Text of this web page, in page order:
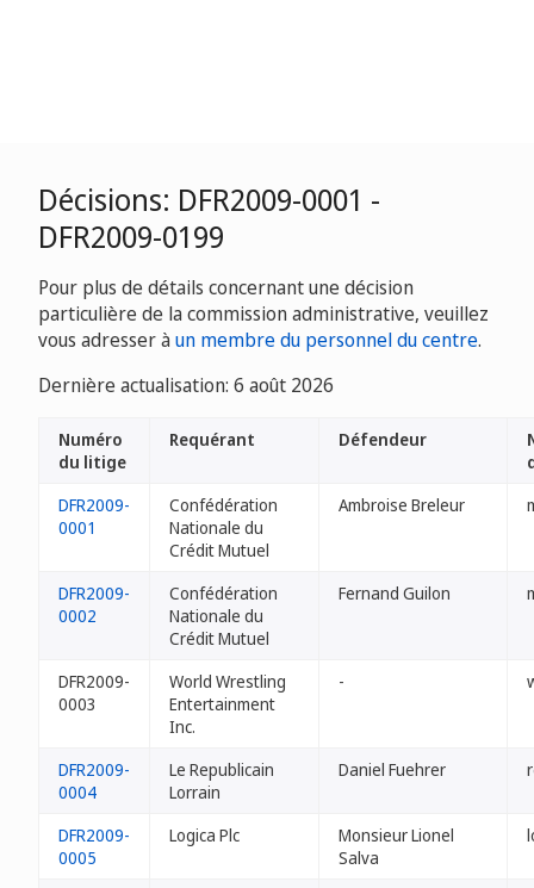
Décisions: DFR2009-0001 -
DFR2009-0199
Pour plus de détails concernant une décision
particulière de la commission administrative, veuillez
vous adresser àun membre du personnel du centre.
Dernière actualisation: 6 août 2026
Numéro
du litige
Requérant Défendeur
DFR2009-
0001
Confédération
Nationale du
Crédit Mutuel
Ambroise Breleur
DFR2009-
0002
Confédération
Nationale du
Crédit Mutuel
Fernand Guilon
DFR2009-
0003
World Wrestling
Entertainment
Inc.
-
DFR2009-
0004
Le Republicain
Lorrain
Daniel Fuehrer
DFR2009-
0005
Logica Plc
Monsieur Lionel
Salva